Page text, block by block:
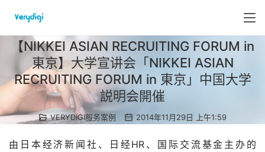
【NIKKEI ASIAN RECRUITING FORUM in
東京】大学宣讲会 「NIKKEI ASIAN
RECRUITING FORUM in 東京」中国大学
説明会開催
VERYDIGI服务案例 2014年11月29日 上午1:59
由日本经济新闻社、日经HR、国际交流基金主办的